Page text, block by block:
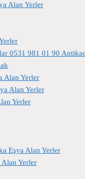
Alan Yerler
0531 981 01 90
Alan Yerler
Alan Yerler
Yerler
Eşya Alan Yerler
Yerler